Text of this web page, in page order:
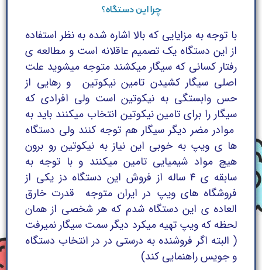
چرا این دستگاه؟
با توجه به مزایایی که بالا اشاره شده به نظر استفاده
از این دستگاه یک تصمیم عاقلانه است و مطالعه ی
رفتار کسانی که سیگار میکشند متوجه میشوید علت
اصلی سیگار کشیدن تامین نیکوتین و رهایی از
حس وابستگی به نیکوتین است ولی افرادی که
سیگار را برای تامین نیکوتین انتخاب میکنند باید به
موادر مضر دیگر سیگار هم توجه کنند ولی دستگاه
ها ی ویپ به خوبی این نیاز به نیکوتین رو برون
هیچ مواد شیمیایی تامین میکنند و با توجه به
سابقه ی ۴ ساله از فروش این دستگاه دز یکی از
فروشگاه های ویپ در ایران متوجه قدرت خارق
العاده ی این دستگاه شدم که هر شخصی از همان
لحظه که ویپ تهیه میکرد دیگر سمت سیگار نمیرفت
( البته اگر فروشنده به درستی در در انتخاب دستگاه
و جویس راهنمایی کند)